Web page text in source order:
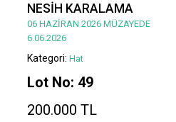
NESİH KARALAMA
06 HAZİRAN 2026 MÜZAYEDE
6.06.2026
Kategori: Hat
Lot No: 49
200.000 TL